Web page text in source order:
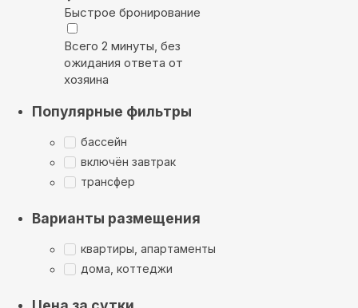
Быстрое бронирование
Всего 2 минуты, без
ожидания ответа от
хозяина
Популярные фильтры
бассейн
включён завтрак
трансфер
Варианты размещения
квартиры, апартаменты
дома, коттеджи